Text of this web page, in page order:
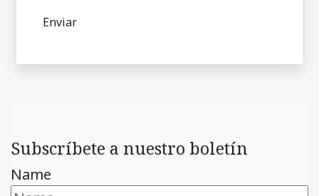
Subscríbete a nuestro boletín
Name